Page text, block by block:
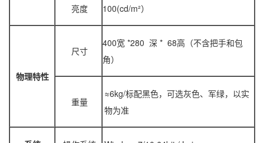
亮度 100(cd/m²）
物理特性
尺寸
400宽 *280 深 * 68高（不含把手和包
角）
重量
≈6kg/标配黑色，可选灰色、军绿，以实
物为准